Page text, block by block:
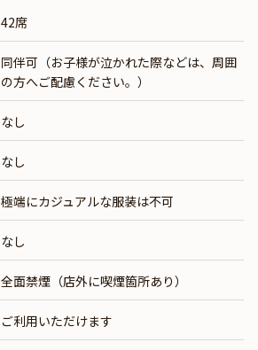
42席
同伴可（お子様が泣かれた際などは、周囲
の方へご配慮ください。）
なし
なし
極端にカジュアルな服装は不可
なし
全面禁煙（店外に喫煙箇所あり）
ご利用いただけます